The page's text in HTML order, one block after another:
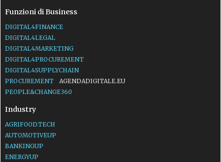
Funzioni di Business
DIGITAL4FINANCE
DIGITAL4LEGAL
DIGITAL4MARKETING
DIGITAL4PROCUREMENT
DIGITAL4SUPPLYCHAIN
PROCUREMENT
AGENDADIGITALE.EU
PEOPLE&CHANGE360
Industry
AGRIFOOD.TECH
AUTOMOTIVEUP
BANKINGUP
ENERGYUP